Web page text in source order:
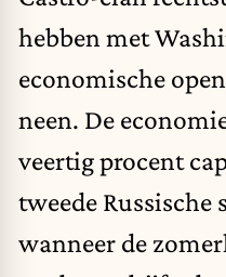
hebben met
economische
neen. De
veertig procent
tweede
wanneer de